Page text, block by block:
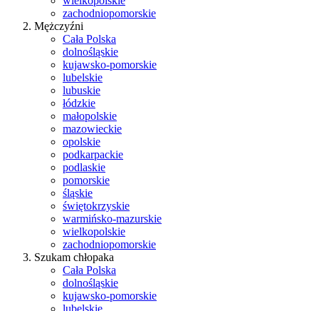
zachodniopomorskie
Mężczyźni
Cała Polska
dolnośląskie
kujawsko-pomorskie
lubelskie
lubuskie
łódzkie
małopolskie
mazowieckie
opolskie
podkarpackie
podlaskie
pomorskie
śląskie
świętokrzyskie
warmińsko-mazurskie
wielkopolskie
zachodniopomorskie
Szukam chłopaka
Cała Polska
dolnośląskie
kujawsko-pomorskie
lubelskie